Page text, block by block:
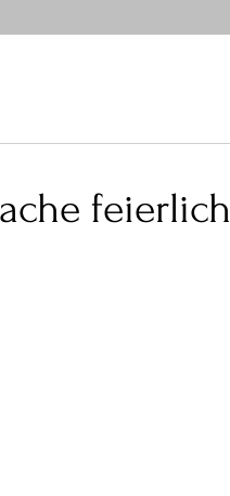
feierlich